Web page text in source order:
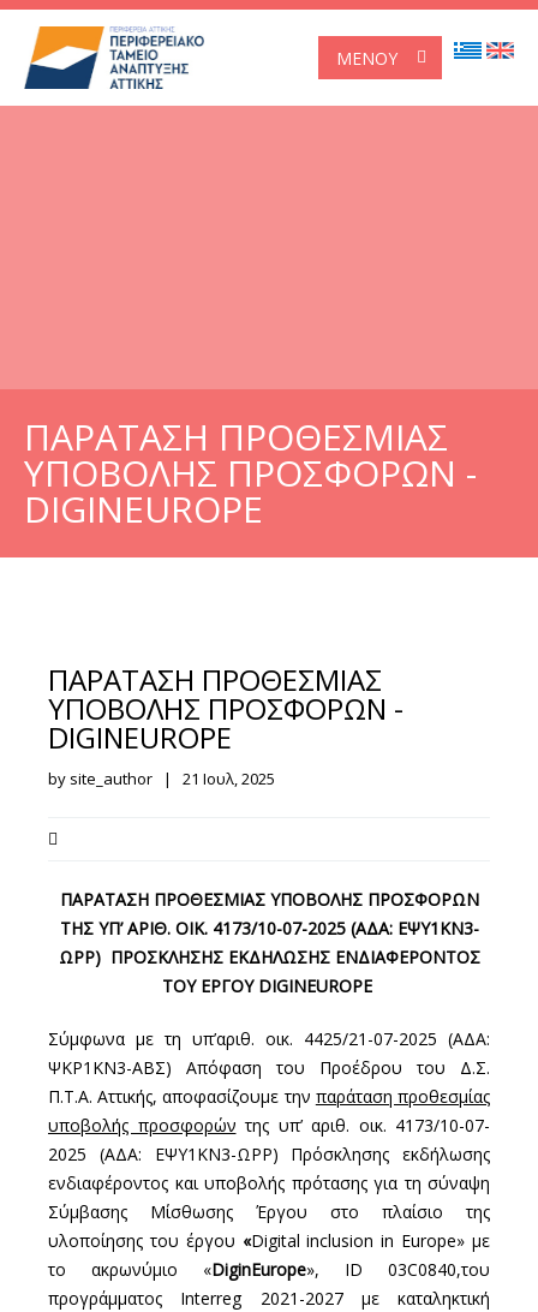
ΜΕΝΟΎ
ΠΑΡΑΤΑΣΗ ΠΡΟΘΕΣΜΙΑΣ
ΥΠΟΒΟΛΗΣ ΠΡΟΣΦΟΡΩΝ -
DIGINEUROPE
ΠΑΡΑΤΑΣΗ ΠΡΟΘΕΣΜΙΑΣ
ΥΠΟΒΟΛΗΣ ΠΡΟΣΦΟΡΩΝ -
DIGINEUROPE
by site_author | 21 Ιουλ, 2025
ΠΑΡΑΤΑΣΗ ΠΡΟΘΕΣΜΙΑΣ ΥΠΟΒΟΛΗΣ ΠΡΟΣΦΟΡΩΝ
ΤΗΣ ΥΠ’ ΑΡΙΘ. ΟΙΚ. 4173/10-07-2025 (ΑΔΑ: ΕΨΥ1ΚΝ3-
ΩΡΡ) ΠΡΟΣΚΛΗΣΗΣ ΕΚΔΗΛΩΣΗΣ ΕΝΔΙΑΦΕΡΟΝΤΟΣ
TΟΥ ΕΡΓΟΥ DIGINEUROPE
Σύμφωνα με τη υπ’αριθ. οικ. 4425/21-07-2025 (ΑΔΑ:
ΨΚΡ1ΚΝ3-ΑΒΣ) Απόφαση του Προέδρου του Δ.Σ.
Π.Τ.Α. Αττικής, αποφασίζουμε την παράταση προθεσμίας
υποβολής προσφορών της υπ’ αριθ. οικ. 4173/10-07-
2025 (ΑΔΑ: ΕΨΥ1ΚΝ3-ΩΡΡ) Πρόσκλησης εκδήλωσης
ενδιαφέροντος και υποβολής πρότασης για τη σύναψη
Σύμβασης Μίσθωσης Έργου στο πλαίσιο της
υλοποίησης του έργου «Digital inclusion in Europe» με
το ακρωνύμιο «DiginEurope», ID 03C0840,του
προγράμματος Interreg 2021-2027 με καταληκτική